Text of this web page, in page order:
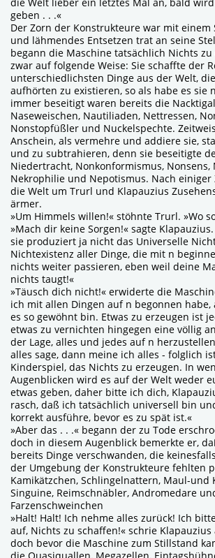
geben . . .«
Der Zorn der Konstrukteure war mit einem
und lähmendes Entsetzen trat an seine
begann die Maschine tatsächlich Nichts
zwar auf folgende Weise: Sie schaffte der
unterschiedlichsten Dinge aus der Welt,
aufhörten zu existieren, so als habe es sie
immer beseitigt waren bereits die
Naseweischen, Nautiliaden, Nettressen,
Nonstopfüßler und Nuckelspechte.
Anschein, als vermehre und addiere sie,
und zu subtrahieren, denn sie beseitigte
Niedertracht, Nonkonformismus, Nonsens,
Nekrophilie und Nepotismus. Nach
die Welt um Trurl und Klapauzius
ärmer.
»Um Himmels willen!« stöhnte Trurl. »Wo
»Mach dir keine Sorgen!« sagte
sie produziert ja nicht das Universelle
Nichtexistenz aller Dinge, die mit n
nichts weiter passieren, eben weil deine
nichts taugt!«
»Täusch dich nicht!« erwiderte die
ich mit allen Dingen auf n begonnen
es so gewöhnt bin. Etwas zu erzeugen ist
etwas zu vernichten hingegen eine völlig
der Lage, alles und jedes auf n
alles sage, dann meine ich alles - folglich
Kinderspiel, das Nichts zu erzeugen. In
Augenblicken wird es auf der Welt weder
etwas geben, daher bitte ich dich,
rasch, daß ich tatsächlich universell bin
korrekt ausführe, bevor es zu spät ist.«
»Aber das . . .« begann der zu Tode
doch in diesem Augenblick bemerkte er,
bereits Dinge verschwanden, die
der Umgebung der Konstrukteure fehlten
Kamikätzchen, Schlingelnattern, Maul-und
Singuine, Reimschnäbler, Andromedare
Farzenschweinchen
»Halt! Halt! Ich nehme alles zurück! Ich
auf, Nichts zu schaffen!« schrie Klapauzius
doch bevor die Maschine zum Stillstand
die Quasiquallen, Megazellen,